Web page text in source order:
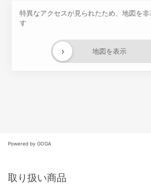
特異なアクセスが見られたため、地図を非
す
地図を表示
›
Powered by GOGA
取り扱い商品